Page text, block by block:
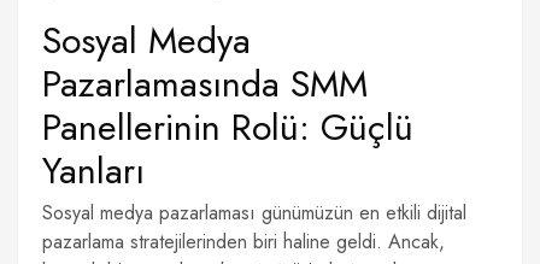
Sosyal Medya
Pazarlamasında SMM
Panellerinin Rolü: Güçlü
Yanları
Sosyal medya pazarlaması günümüzün en etkili dijital
pazarlama stratejilerinden biri haline geldi. Ancak,